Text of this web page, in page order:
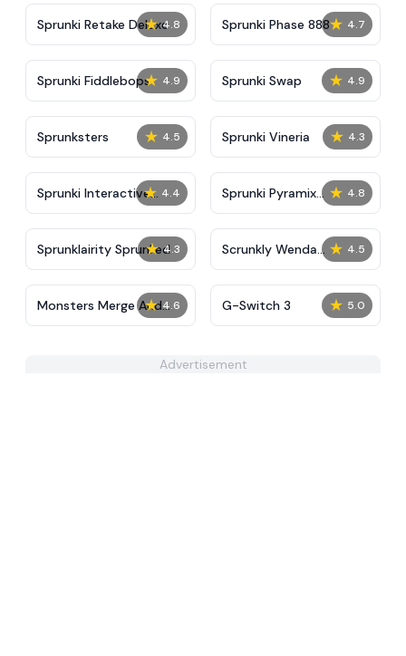
★ 4.8
Sprunki Retake Deluxe ★ 4.7
Sprunki Phase 888
★ 4.9
Sprunki Fiddlebops ★ 4.9
Sprunki Swap
★ 4.5
Sprunksters ★ 4.3
Sprunki Vineria
★ 4.4
Sprunki Interactive
Tunner
★ 4.8
Sprunki Pyramix
Ultimate Port
★ 4.3
Sprunklairity Sprunked ★ 4.5
Scrunkly Wenda
Treatment
★ 4.6
Monsters Merge And
Sort
★ 5.0
G-Switch 3
Advertisement